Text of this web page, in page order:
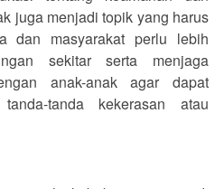
juga menjadi topik yang harus
dan masyarakat perlu lebih
sekitar serta menjaga
anak-anak agar dapat
tanda kekerasan atau